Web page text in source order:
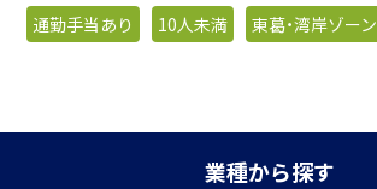
通勤手当あり
10人未満 東葛・湾岸ゾーン
業種から探す